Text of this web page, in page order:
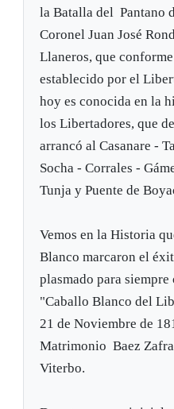
la Batalla del Pantano
Coronel Juan José
Llaneros, que
establecido por el
hoy es conocida en la
los Libertadores, que
arrancó al Casanare -
Socha - Corrales -
Tunja y Puente de
Vemos en la Historia
Blanco marcaron el
plasmado para
"Caballo Blanco del
21 de Noviembre de
Matrimonio Baez Zafra
Viterbo.